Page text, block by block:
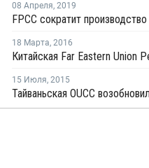
08 Апреля, 2019
18 Марта, 2016
15 Июля, 2015